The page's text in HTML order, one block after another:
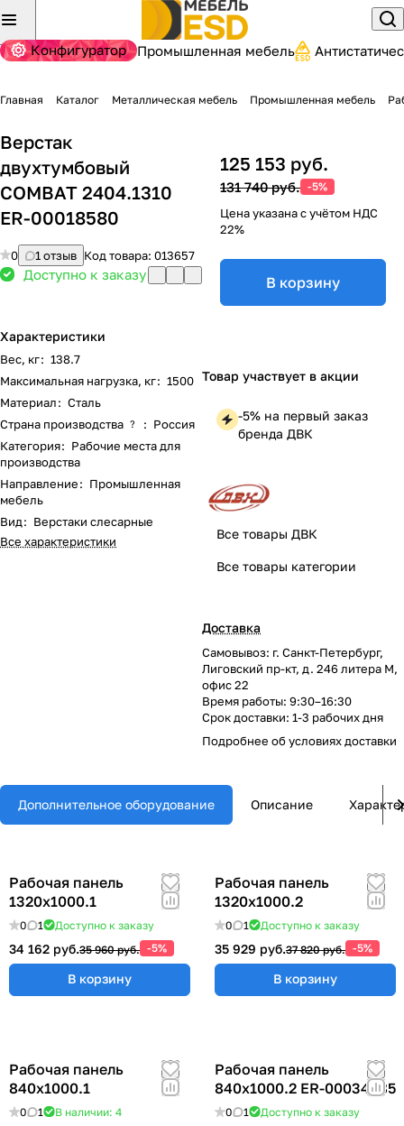
Конфигуратор Промышленная мебель
Главная Каталог Металлическая мебель Промышленная мебель
Верстак
двухтумбовый
COMBAT 2404.1310
ER-00018580
0 1 отзыв Код товара: 013657
Доступно к заказу
Характеристики
Вес, кг: 138.7
Максимальная нагрузка, кг: 1500
Материал: Сталь
Страна производства ? : Россия
Категория: Рабочие места для
производства
Направление: Промышленная
мебель
Вид: Верстаки слесарные
Все характеристики
125 153 руб.
131 740 руб. -5%
Цена указана с учётом НДС
22%
В корзину
Товар участвует в акции
-5% на первый заказ
бренда ДВК
Все товары ДВК
Все товары категории
Доставка
Самовывоз: г. Санкт-Петербург,
Лиговский пр-кт, д. 246 литера М,
офис 22
Время работы: 9:30–16:30
Срок доставки: 1-3 рабочих дня
Подробнее обусловиях доставки
Дополнительное оборудование Описание
Рабочая панель
1320х1000.1
0 1 Доступно к заказу
34 162 руб.35 960 руб. -5%
В корзину
Рабочая панель
1320х1000.2
0 1 Доступно к заказу
35 929 руб.37 820 руб. -5%
В корзину
Рабочая панель
840х1000.1
0 1 В наличии: 4
Рабочая панель
840х1000.2 ER-00034685
0 1 Доступно к заказу